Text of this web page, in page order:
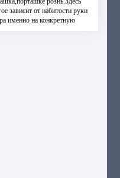
зависит от набитости руки
именно на конкретную